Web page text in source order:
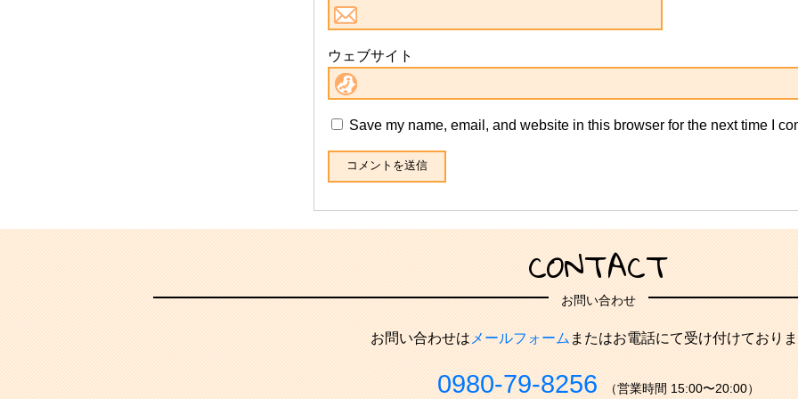
ウェブサイト
Save my name, email, and website in this browser for the next time I
CONTACT
お問い合わせ
お問い合わせはメールフォームまたはお電話にて受け付けており
0980-79-8256 （営業時間 15:00〜20:00）